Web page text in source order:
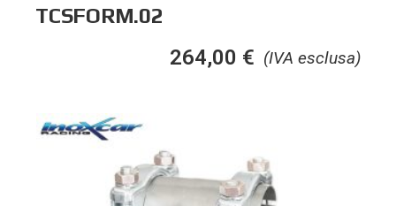
TCSFORM.02
(IVA esclusa)
264,00 €